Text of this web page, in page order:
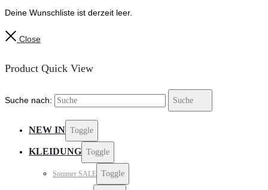
Deine Wunschliste ist derzeit leer.
Close
Product Quick View
Suche nach: Suche
NEW IN Toggle
KLEIDUNG Toggle
Sommer SALE Toggle